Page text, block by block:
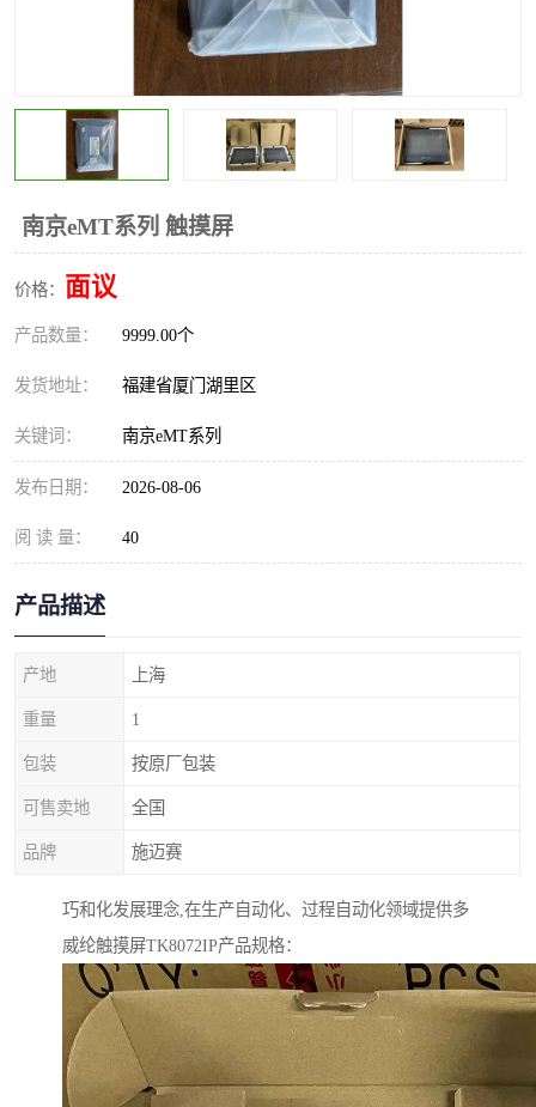
南京eMT系列 触摸屏
价格： 面议
产品数量： 9999.00个
发货地址： 福建省厦门湖里区
关键词： 南京eMT系列
发布日期： 2026-08-06
阅 读 量： 40
产品描述
产地 上海
重量 1
包装 按原厂包装
可售卖地 全国
品牌 施迈赛
巧和化发展理念,在生产自动化、过程自动化领域提供多
威纶触摸屏TK8072IP产品规格：